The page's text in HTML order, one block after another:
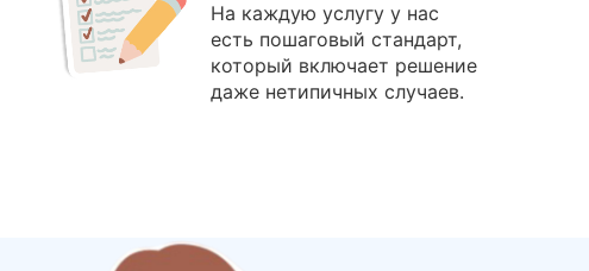
На каждую услугу у нас
есть пошаговый стандарт,
который включает решение
даже нетипичных случаев.